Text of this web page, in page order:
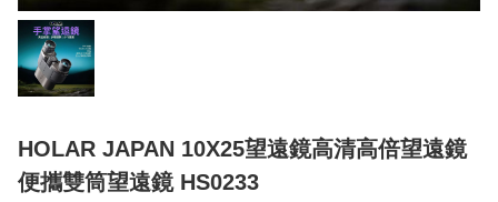
HOLAR JAPAN 10X25望遠鏡高清高倍望遠鏡
便攜雙筒望遠鏡 HS0233